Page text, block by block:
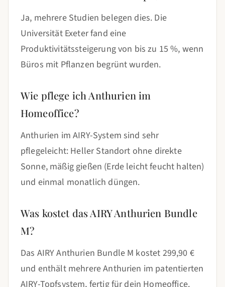
Ja, mehrere Studien belegen dies. Die
Universität Exeter fand eine
Produktivitätssteigerung von bis zu 15 %, wenn
Büros mit Pflanzen begrünt wurden.
Wie pflege ich Anthurien im
Homeoffice?
Anthurien im AIRY-System sind sehr
pflegeleicht: Heller Standort ohne direkte
Sonne, mäßig gießen (Erde leicht feucht halten)
und einmal monatlich düngen.
Was kostet das AIRY Anthurien Bundle
M?
Das AIRY Anthurien Bundle M kostet 299,90 €
und enthält mehrere Anthurien im patentierten
AIRY-Topfsystem, fertig für dein Homeoffice.